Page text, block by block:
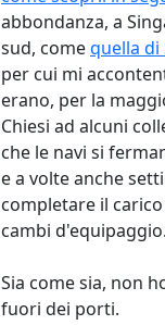
abbondanza, a
sud, comequella di
per cui mi
erano, per la
Chiesi ad alcuni
che le navi si
e a volte anche
completare il
cambi d'equipaggio.
Sia come sia, non
fuori dei porti.